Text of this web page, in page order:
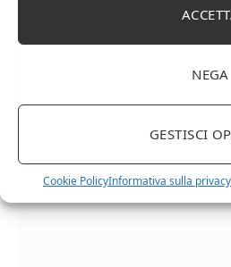
NEGA
GESTISCI
Cookie PolicyInformativa sulla
Chanson Pere & Fils –